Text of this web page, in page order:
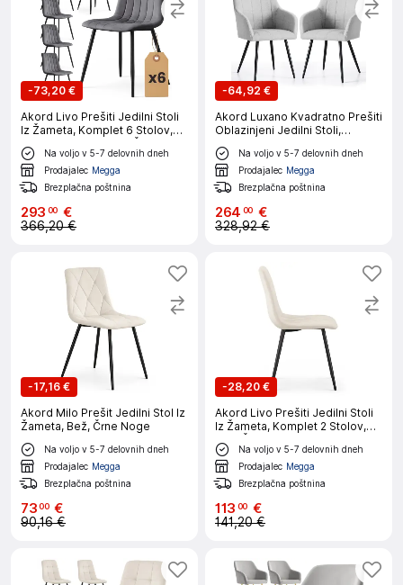
-73,20 €
Akord Livo Prešiti Jedilni Stoli
Iz Žameta, Komplet 6 Stolov,
Temno Grafitno Siva, Črne
NogeNa voljo v 5-7 delovnih dneh
Prodajalec Megga
Brezplačna poštnina
293 00 €
366,20 €
-64,92 €
Akord Luxano Kvadratno Prešiti
Oblazinjeni Jedilni Stoli,
Komplet 2 Stolov, Svetlo Siva,
Črne Noge
Na voljo v 5-7 delovnih dneh
Prodajalec Megga
Brezplačna poštnina
264 00 €
328,92 €
-17,16 €
Akord Milo Prešit Jedilni Stol Iz
Žameta, Bež, Črne Noge
Na voljo v 5-7 delovnih dneh
Prodajalec Megga
Brezplačna poštnina
7300 €
90,16 €
-28,20 €
Akord Livo Prešiti Jedilni Stoli
Iz Žameta, Komplet 2 Stolov,
Bež, Črne Noge
Na voljo v 5-7 delovnih dneh
Prodajalec Megga
Brezplačna poštnina
113 00 €
141,20 €